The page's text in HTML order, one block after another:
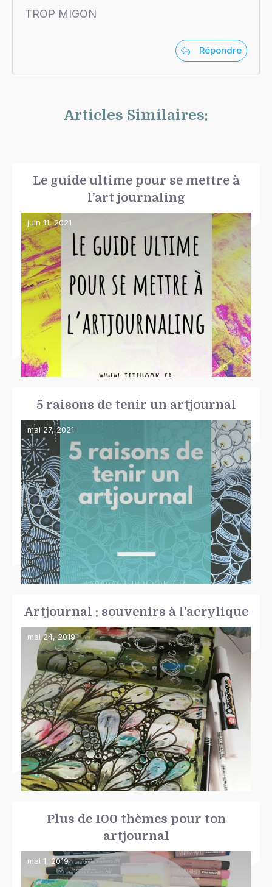
TROP MIGON
Répondre
Articles Similaires:
Le guide ultime pour se mettre à
l’art journaling
juin 11, 2021
5 raisons de tenir un artjournal
mai 27, 2021
Artjournal : souvenirs à l’acrylique
mai 24, 2019
Plus de 100 thèmes pour ton
artjournal
mai 1, 2019